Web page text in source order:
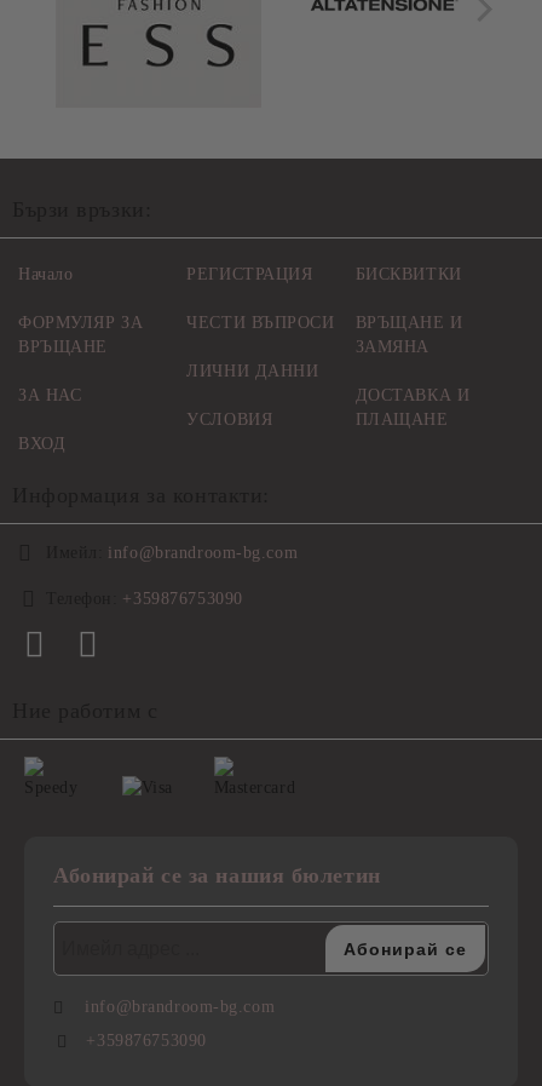
Начало
ФОРМУЛЯР ЗА
ВРЪЩАНЕ
ЗА НАС
ВХОД
РЕГИСТРАЦИЯ
ЧЕСТИ ВЪПРОСИ
ЛИЧНИ ДАННИ
УСЛОВИЯ
БИСКВИТКИ
ВРЪЩАНЕ И
ЗАМЯНА
ДОСТАВКА И
ПЛАЩАНЕ
info@brandroom-bg.com
+359876753090
Абонирай се за нашия бюлетин
info@brandroom-bg.com
+359876753090